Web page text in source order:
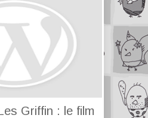
Griffin : le film